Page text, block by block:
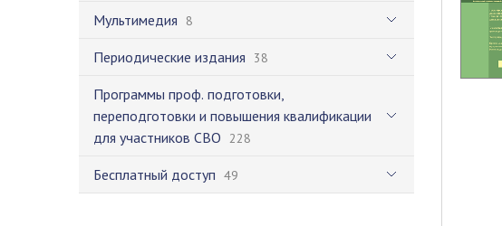
Мультимедия 8
Периодические издания 38
Программы проф. подготовки,
переподготовки и повышения квалификации
для участников СВО 228
Бесплатный доступ 49